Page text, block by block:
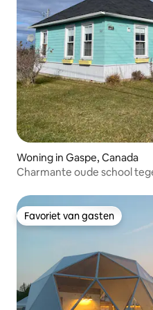
Woning in Gaspe, Canada
Charmante oude school
Favoriet van gasten
Favoriet van gasten